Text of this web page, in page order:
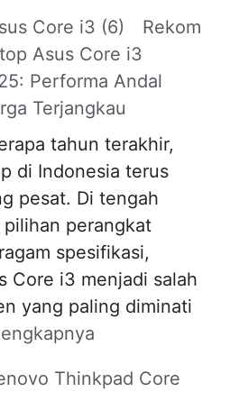
Rekom
Asus Core i3
Performa Andal
Terjangkau
tahun terakhir,
di Indonesia terus
pesat. Di tengah
perangkat
spesifikasi,
Core i3 menjadi salah
yang paling diminati